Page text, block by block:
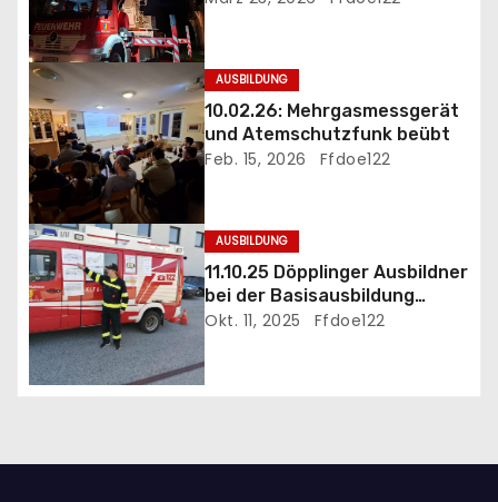
i
g
a
t
i
o
n
AUSBILDUNG
10.02.26: Mehrgasmessgerät
und Atemschutzfunk beübt
Feb. 15, 2026 Ffdoe122
AUSBILDUNG
11.10.25 Döpplinger Ausbildner
bei der Basisausbildung
eingesetzt
Okt. 11, 2025 Ffdoe122